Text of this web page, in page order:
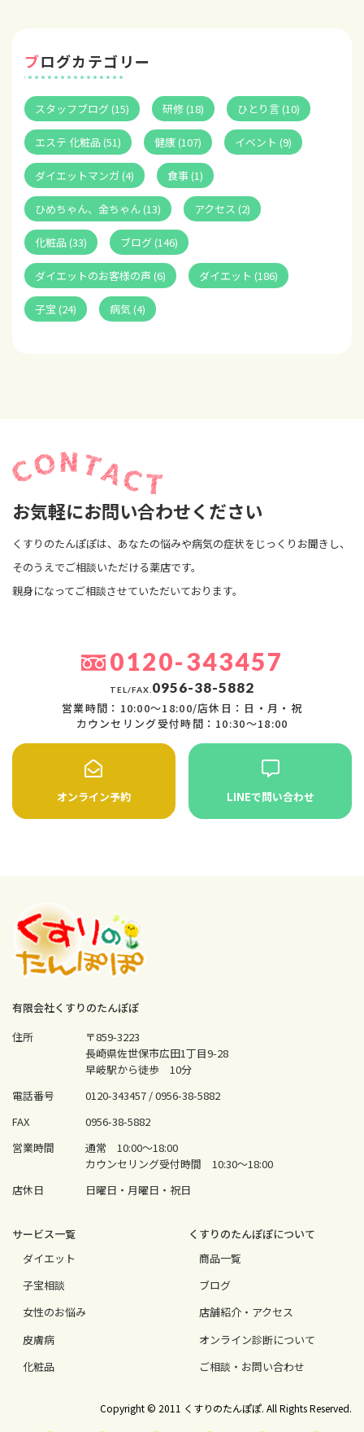
ブログカテゴリー
スタッフブログ (15) 研修 (18) ひとり言 (10)
エステ 化粧品 (51) 健康 (107) イベント (9)
ダイエットマンガ (4) 食事 (1)
ひめちゃん、金ちゃん (13) アクセス (2)
化粧品 (33) ブログ (146)
ダイエットのお客様の声 (6) ダイエット (186)
子宝 (24) 病気 (4)
お気軽にお問い合わせください
くすりのたんぽぽは、あなたの悩みや病気の症状をじっくりお聞きし、
そのうえでご相談いただける薬店です。
親身になってご相談させていただいております。
0120-343457
TEL/FAX. 0956-38-5882
営業時間：10:00〜18:00/店休日：日・月・祝
カウンセリング受付時間：10:30〜18:00
オンライン予約 LINEで問い合わせ
有限会社くすりのたんぽぽ
住所
〒859-3223
長崎県佐世保市広田1丁目9-28
早岐駅から徒歩 10分
電話番号
0120-343457 /0956-38-5882
FAX
0956-38-5882
営業時間
通常 10:00〜18:00
カウンセリング受付時間 10:30〜18:00
店休日
日曜日・月曜日・祝日
サービス⼀覧
ダイエット
⼦宝相談
⼥性のお悩み
⽪膚病
化粧品
くすりのたんぽぽについて
商品一覧
ブログ
店舗紹介・アクセス
オンライン診断について
ご相談・お問い合わせ
Copyright © 2011 くすりのたんぽぽ. All Rights Reserved.